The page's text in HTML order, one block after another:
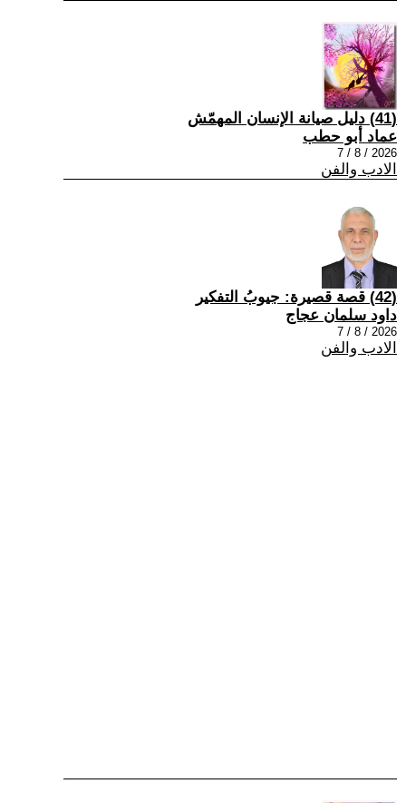
(41) دليل صيانة الإنسان المهمّش
عماد أبو حطب
2026 / 8 / 7
الادب والفن
(42) قصة قصيرة: جيوبُ التفكير
داود سلمان عجاج
2026 / 8 / 7
الادب والفن